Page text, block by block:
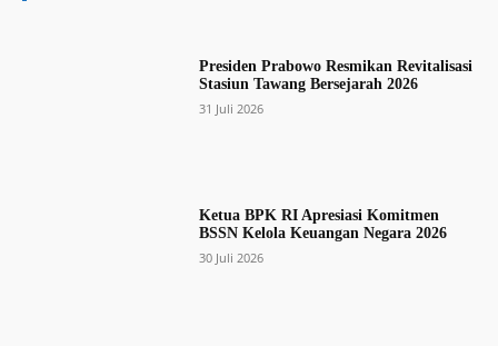
Presiden Prabowo Resmikan Revitalisasi
Stasiun Tawang Bersejarah 2026
31 Juli 2026
Ketua BPK RI Apresiasi Komitmen
BSSN Kelola Keuangan Negara 2026
30 Juli 2026